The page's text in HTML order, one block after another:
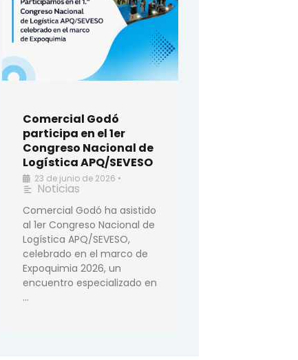
Comercial Godó
participa en el 1er
Congreso Nacional de
Logística APQ/SEVESO
23 de junio de 2026 •
Noticias
Comercial Godó ha asistido
al 1er Congreso Nacional de
Logística APQ/SEVESO,
celebrado en el marco de
Expoquimia 2026, un
encuentro especializado en
…